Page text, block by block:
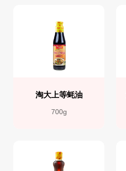
淘大上等蚝油
700g